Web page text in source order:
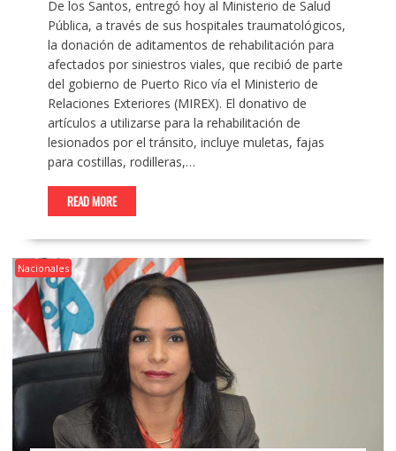
De los Santos, entregó hoy al Ministerio de Salud
Pública, a través de sus hospitales traumatológicos,
la donación de aditamentos de rehabilitación para
afectados por siniestros viales, que recibió de parte
del gobierno de Puerto Rico vía el Ministerio de
Relaciones Exteriores (MIREX). El donativo de
artículos a utilizarse para la rehabilitación de
lesionados por el tránsito, incluye muletas, fajas
para costillas, rodilleras,…
READ MORE
Nacionales